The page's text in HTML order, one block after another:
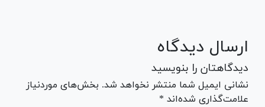
ارسال دیدگاه
دیدگاهتان را بنویسید
نشانی ایمیل شما منتشر نخواهد شد. بخش‌های موردنیاز
علامت‌گذاری شده‌اند *